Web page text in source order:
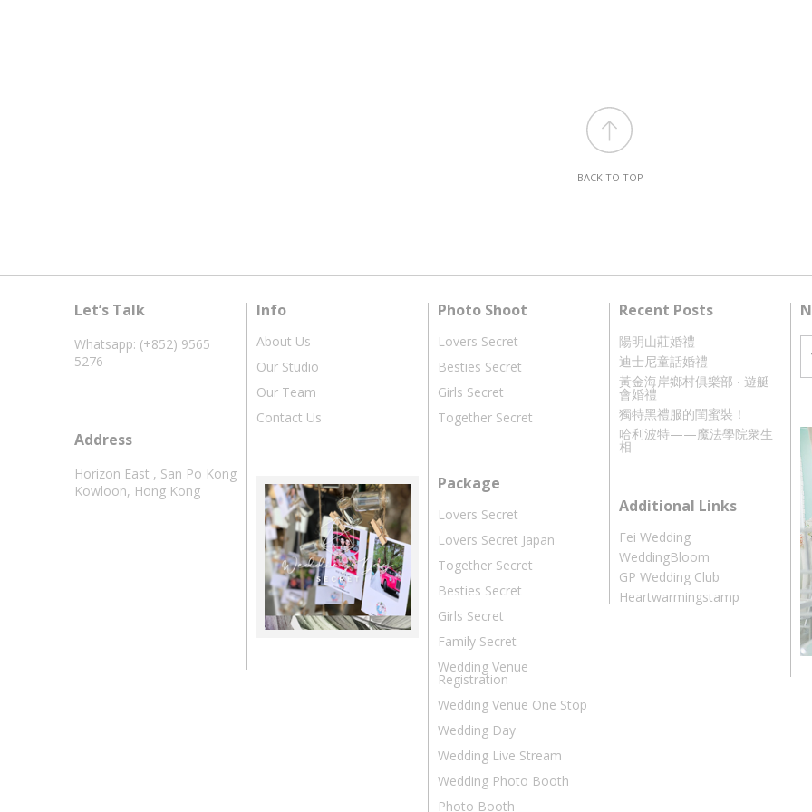
BACK TO TOP
Let’s Talk
Whatsapp: (+852) 9565
5276
Address
Horizon East , San Po Kong
Kowloon, Hong Kong
Info
About Us
Our Studio
Our Team
Contact Us
Photo Shoot
Lovers Secret
Besties Secret
Girls Secret
Together Secret
Package
Lovers Secret
Lovers Secret Japan
Together Secret
Besties Secret
Girls Secret
Family Secret
Wedding Venue
Registration
Wedding Venue One Stop
Wedding Day
Wedding Live Stream
Wedding Photo Booth
Photo Booth
Recent Posts
陽明山莊婚禮
迪士尼童話婚禮
黃金海岸鄉村俱樂部 ‧ 遊艇
會婚禮
獨特黑禮服的閨蜜裝！
哈利波特——魔法學院衆生
相
Additional Links
Fei Wedding
WeddingBloom
GP Wedding Club
Heartwarmingstamp